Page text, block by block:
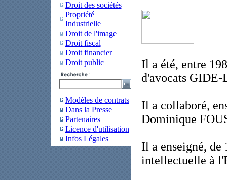
Droit des sociétés
Propriété
Industrielle
Droit de l'image
Droit fiscal
Droit financier
Droit public
Modèles de contrats
Dans la Presse
Partenaires
Licence d'utilisation
Infos Légales
Il a été, entre
d'avocats
Il a collaboré,
Dominique
Il a enseigné,
intellectuelle à